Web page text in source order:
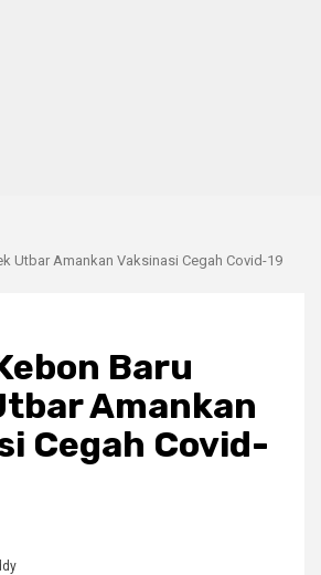
Utbar Amankan Vaksinasi Cegah Covid-19
Baru
Amankan
Cegah Covid-